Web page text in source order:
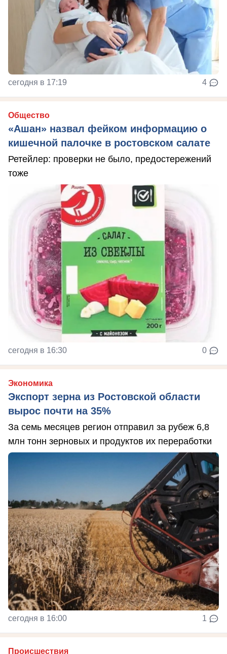
сегодня в 17:19 4
Общество
«Ашан» назвал фейком информацию о
кишечной палочке в ростовском салате
Ретейлер: проверки не было, предостережений
тоже
сегодня в 16:30 0
Экономика
Экспорт зерна из Ростовской области
вырос почти на 35%
За семь месяцев регион отправил за рубеж 6,8
млн тонн зерновых и продуктов их переработки
сегодня в 16:00 1
Происшествия